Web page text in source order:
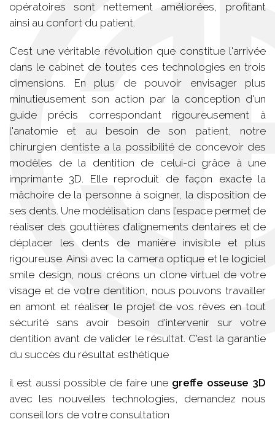
opératoires sont nettement améliorées, profitant
ainsi au confort du patient.
C’est une véritable révolution que constitue l'arrivée
dans le cabinet de toutes ces technologies en trois
dimensions. En plus de pouvoir envisager plus
minutieusement son action par la conception d'un
guide précis correspondant rigoureusement à
l'anatomie et au besoin de son patient, notre
chirurgien dentiste a la possibilité de concevoir des
modèles de la dentition de celui-ci grâce à une
imprimante 3D. Elle reproduit de façon exacte la
mâchoire de la personne à soigner, la disposition de
ses dents. Une modélisation dans l’espace permet de
réaliser des gouttières d’alignements dentaires et de
déplacer les dents de manière invisible et plus
rigoureuse. Ainsi avec la camera optique et le logiciel
smile design, nous créons un clone virtuel de votre
visage et de votre dentition, nous pouvons travailler
en amont et réaliser le projet de vos rêves en tout
sécurité sans avoir besoin d'intervenir sur votre
dentition avant de valider le résultat. C'est la garantie
du succès du résultat esthétique
il est aussi possible de faire une greffe osseuse 3D
avec les nouvelles technologies, demandez nous
conseil lors de votre consultation